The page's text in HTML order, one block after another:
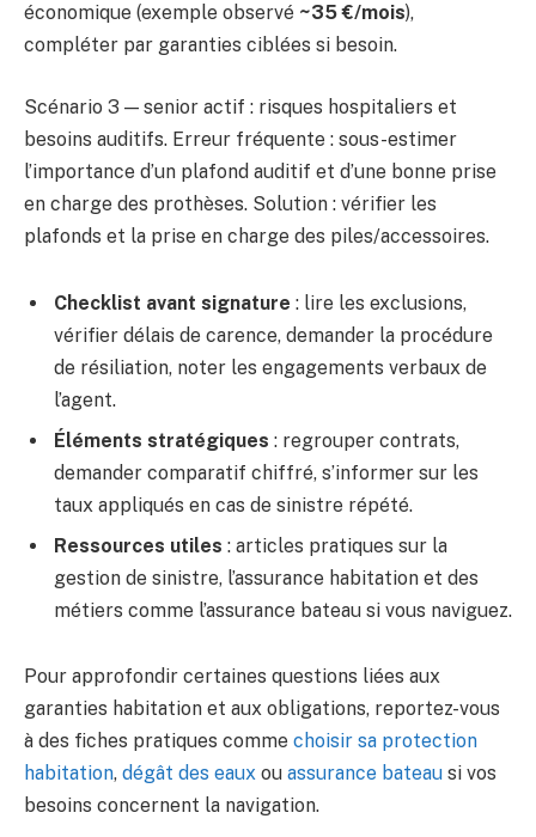
économique (exemple observé ~35 €/mois),
compléter par garanties ciblées si besoin.
Scénario 3 — senior actif : risques hospitaliers et
besoins auditifs. Erreur fréquente : sous-estimer
l’importance d’un plafond auditif et d’une bonne prise
en charge des prothèses. Solution : vérifier les
plafonds et la prise en charge des piles/accessoires.
Checklist avant signature : lire les exclusions,
vérifier délais de carence, demander la procédure
de résiliation, noter les engagements verbaux de
l’agent.
Éléments stratégiques : regrouper contrats,
demander comparatif chiffré, s’informer sur les
taux appliqués en cas de sinistre répété.
Ressources utiles : articles pratiques sur la
gestion de sinistre, l’assurance habitation et des
métiers comme l’assurance bateau si vous naviguez.
Pour approfondir certaines questions liées aux
garanties habitation et aux obligations, reportez-vous
à des fiches pratiques comme choisir sa protection
habitation, dégât des eaux ou assurance bateau si vos
besoins concernent la navigation.